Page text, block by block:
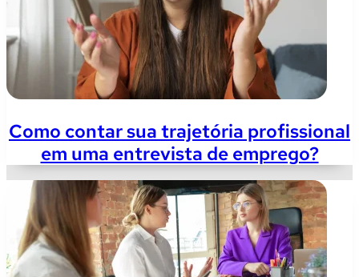
Como contar sua trajetória profissional
em uma entrevista de emprego?